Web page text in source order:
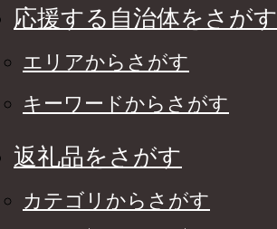
応援する自治体をさがす
エリアからさがす
キーワードからさがす
返礼品をさがす
カテゴリからさがす